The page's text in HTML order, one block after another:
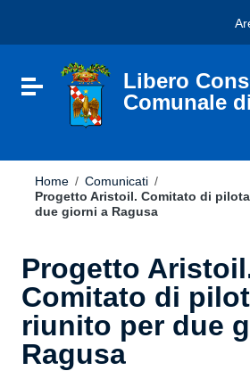
sito
include
Vai al footer
Attiva / disattiva la navigazione
Libero
Comunale
Home / Comunicati /
Progetto Aristoil. Comitato di
due giorni a Ragusa
Progetto
Comitato di
riunito per due
Ragusa